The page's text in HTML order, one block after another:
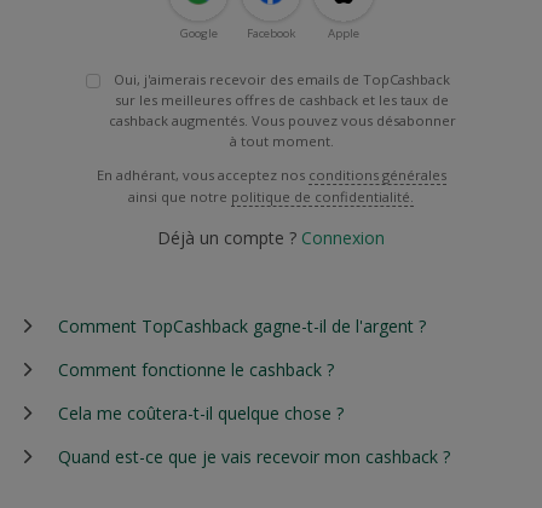
Google Facebook Apple
Oui, j'aimerais recevoir des emails de TopCashback
sur les meilleures offres de cashback et les taux de
cashback augmentés. Vous pouvez vous désabonner
à tout moment.
En adhérant, vous acceptez nos conditions générales
ainsi que notre politique de confidentialité.
Déjà un compte ? Connexion
Comment TopCashback gagne-t-il de l'argent ?
Comment fonctionne le cashback ?
Cela me coûtera-t-il quelque chose ?
Quand est-ce que je vais recevoir mon cashback ?